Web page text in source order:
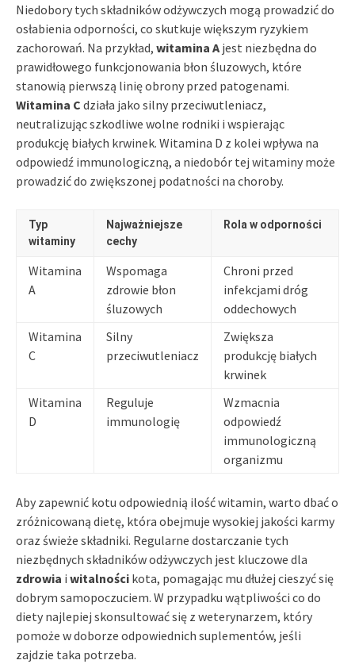
Niedobory tych składników odżywczych mogą prowadzić do
osłabienia odporności, co skutkuje większym ryzykiem
zachorowań. Na przykład, witamina A jest niezbędna do
prawidłowego funkcjonowania błon śluzowych, które
stanowią pierwszą linię obrony przed patogenami.
Witamina C działa jako silny przeciwutleniacz,
neutralizując szkodliwe wolne rodniki i wspierając
produkcję białych krwinek. Witamina D z kolei wpływa na
odpowiedź immunologiczną, a niedobór tej witaminy może
prowadzić do zwiększonej podatności na choroby.
Typ
witaminy
Najważniejsze
cechy
Rola w odporności
Witamina
A
Wspomaga
zdrowie błon
śluzowych
Chroni przed
infekcjami dróg
oddechowych
Witamina
C
Silny
przeciwutleniacz
Zwiększa
produkcję białych
krwinek
Witamina
D
Reguluje
immunologię
Wzmacnia
odpowiedź
immunologiczną
organizmu
Aby zapewnić kotu odpowiednią ilość witamin, warto dbać o
zróżnicowaną dietę, która obejmuje wysokiej jakości karmy
oraz świeże składniki. Regularne dostarczanie tych
niezbędnych składników odżywczych jest kluczowe dla
zdrowia i witalności kota, pomagając mu dłużej cieszyć się
dobrym samopoczuciem. W przypadku wątpliwości co do
diety najlepiej skonsultować się z weterynarzem, który
pomoże w doborze odpowiednich suplementów, jeśli
zajdzie taka potrzeba.